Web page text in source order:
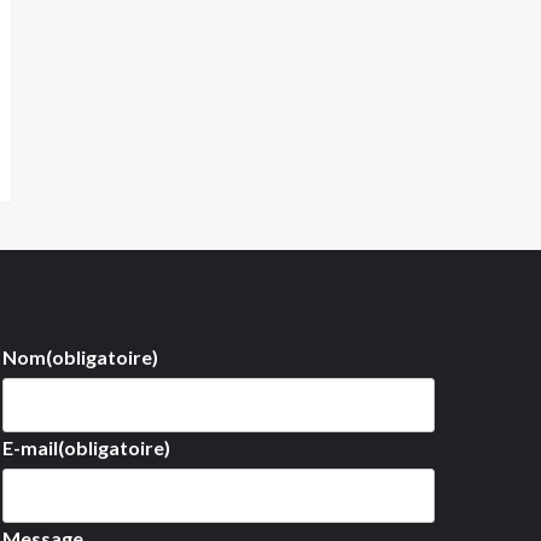
Nom(obligatoire)
E-mail(obligatoire)